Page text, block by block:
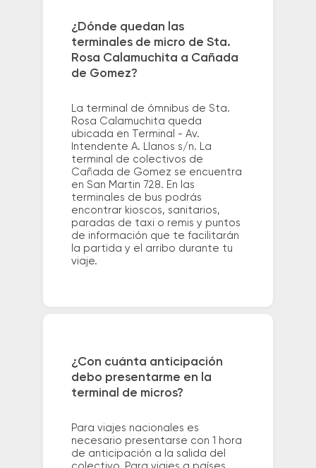
¿Dónde quedan las
terminales de micro de Sta.
Rosa Calamuchita a Cañada
de Gomez?
La terminal de ómnibus de Sta.
Rosa Calamuchita queda
ubicada en Terminal - Av.
Intendente A. Llanos s/n. La
terminal de colectivos de
Cañada de Gomez se encuentra
en San Martin 728. En las
terminales de bus podrás
encontrar kioscos, sanitarios,
paradas de taxi o remis y puntos
de información que te facilitarán
la partida y el arribo durante tu
viaje.
¿Con cuánta anticipación
debo presentarme en la
terminal de micros?
Para viajes nacionales es
necesario presentarse con 1 hora
de anticipación a la salida del